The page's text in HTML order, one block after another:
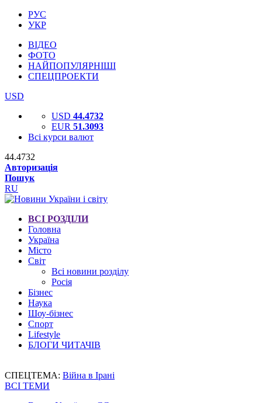
РУС
УКР
ВІДЕО
ФОТО
НАЙПОПУЛЯРНІШІ
СПЕЦПРОЕКТИ
USD
USD 44.4732
EUR 51.3093
Всі курси валют
44.4732
Авторизація
Пошук
RU
ВСІ РОЗДІЛИ
Головна
Україна
Місто
Світ
Всі новини розділу
Росія
Бізнес
Наука
Шоу-бізнес
Спорт
Lifestyle
БЛОГИ ЧИТАЧІВ
СПЕЦТЕМА: Війна в Ірані
ВСІ ТЕМИ